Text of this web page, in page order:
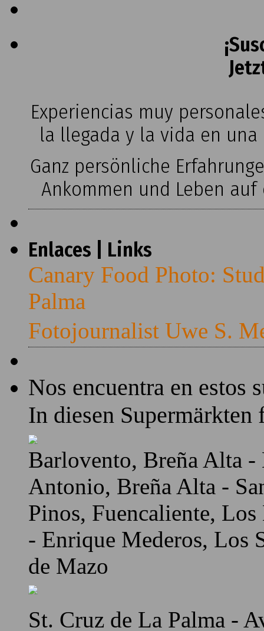
Experiencias muy
la llegada y la vida en
Ganz persönliche
Ankommen und Leben
Enlaces | Links
Canary Food Photo:
Palma
Fotojournalist Uwe S.
Nos encuentra en estos
In diesen Supermärkten
Barlovento, Breña Alta
Antonio, Breña Alta -
Pinos, Fuencaliente,
- Enrique Mederos, Los
de Mazo
St. Cruz de La Palma -